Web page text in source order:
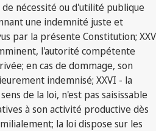
nécessité ou d'utilité publique
une indemnité juste et
par la présente Constitution; XXV
l'autorité compétente
en cas de dommage, son
indemnisé; XXVI - la
de la loi, n'est pas saisissable
à son activité productive dès
la loi dispose sur les